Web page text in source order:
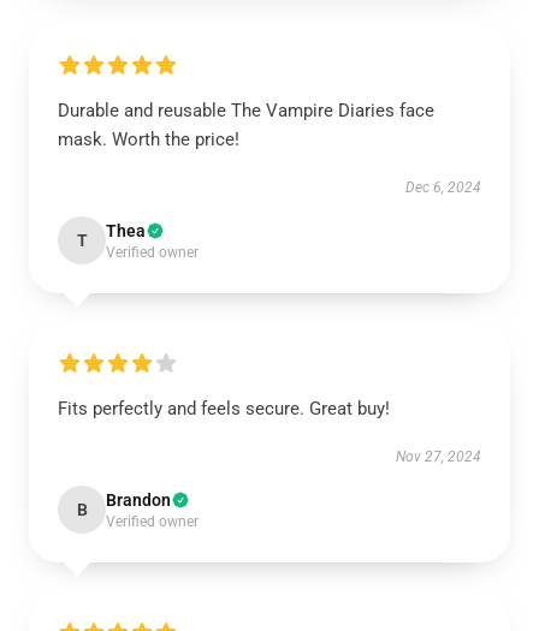
Durable and reusable The Vampire Diaries face
mask. Worth the price!
Dec 6, 2024
T Thea
Verified owner
Fits perfectly and feels secure. Great buy!
Nov 27, 2024
B Brandon
Verified owner